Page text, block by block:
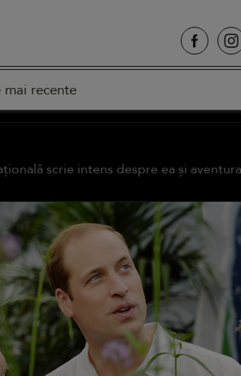
mai recente
scrie intens despre ea și